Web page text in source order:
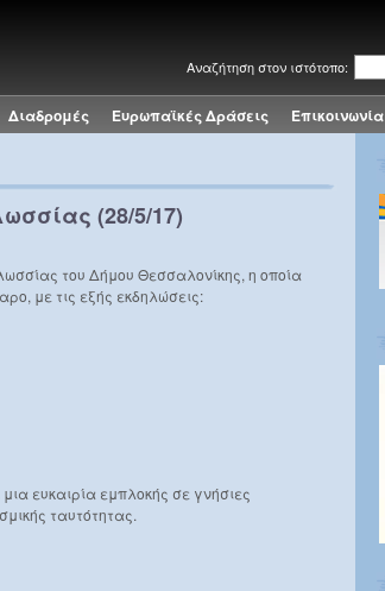
Αναζήτηση στον ιστότοπο:
Διαδρομές Ευρωπαϊκές Δράσεις Επικοινωνία
(28/5/17)
του Δήμου Θεσσαλονίκης, η οποία
με τις εξής εκδηλώσεις:
μια ευκαιρία εμπλοκής σε γνήσιες
ταυτότητας.